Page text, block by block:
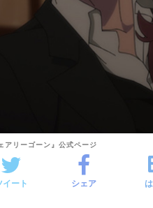
リーゴーン』公式ページ
イート シェア